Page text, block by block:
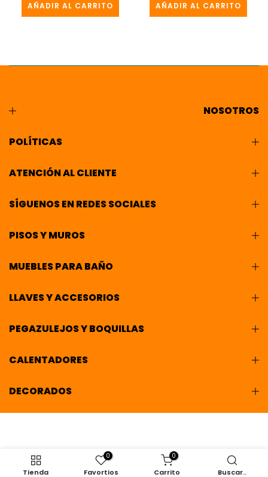
AÑADIR AL CARRITO AÑADIR AL CARRITO
NOSOTROS
POLÍTICAS
ATENCIÓN AL CLIENTE
SÍGUENOS EN REDES SOCIALES
PISOS Y MUROS
MUEBLES PARA BAÑO
LLAVES Y ACCESORIOS
PEGAZULEJOS Y BOQUILLAS
CALENTADORES
DECORADOS
Tienda
0
Favortios
0
Carrito Buscar..